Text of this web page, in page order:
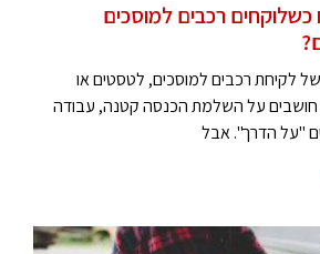
כשלוקחים רכבים למוסכים
לקיחת רכבים למוסכים, לטסטים או
חושבים על השלמת הכנסה קטנה, עבודה
"על הדרך". אבל